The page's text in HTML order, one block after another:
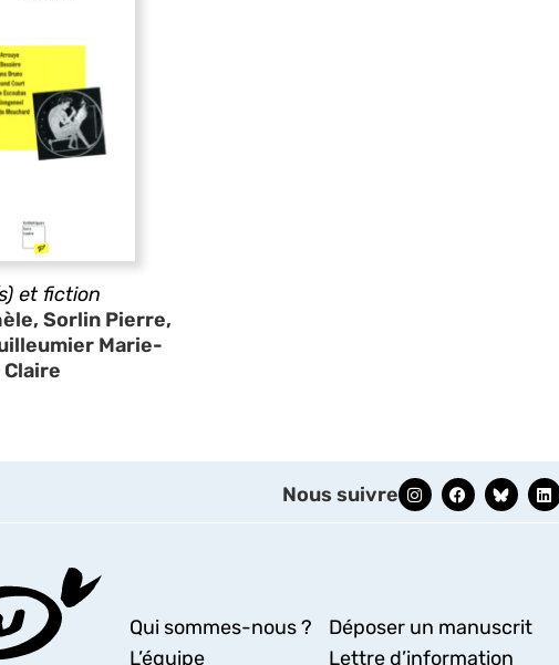
et fiction
Sorlin Pierre,
Marie-
Claire
Nous suivre
Qui sommes-nous ?
L’équipe
Déposer un manuscrit
Lettre d’information